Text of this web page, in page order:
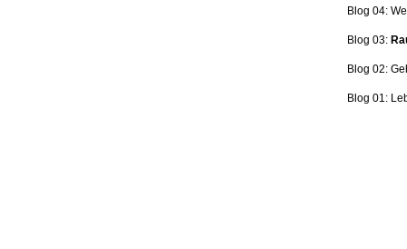
Blog 04:
Blog 03:
Blog 02:
Blog 01: